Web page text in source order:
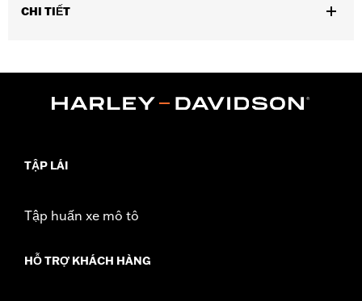
CHI TIẾT
Technology:Ankle Protection,Waterproof,Heat Resistant
TẬP LÁI
Tập huấn xe mô tô
HỖ TRỢ KHÁCH HÀNG